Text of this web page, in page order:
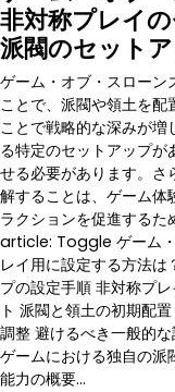
非対称プレイ
派閥のセット
ゲーム・オブ・スローン
ことで、派閥や領土を
ことで戦略的な深みが増
る特定のセットアップが
せる必要があります。さ
解することは、ゲーム体
ラクションを促進する
article: Toggle ゲーム・
レイ用に設定する方法
プの設定手順 非対称プ
ト 派閥と領土の初期配
調整 避けるべき一般的
ゲームにおける独自の派
能力の概要…